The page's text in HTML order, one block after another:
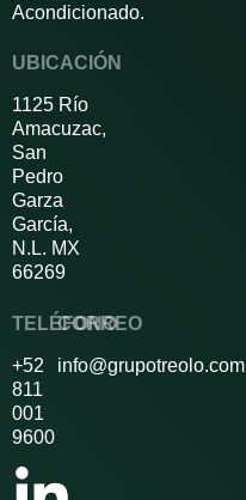
Acondicionado.
UBICACIÓN
1125 Río
Amacuzac,
San
Pedro
Garza
García,
N.L. MX
66269
TELÉFONO
+52
811
001
9600
CORREO
info@grupotreolo.com